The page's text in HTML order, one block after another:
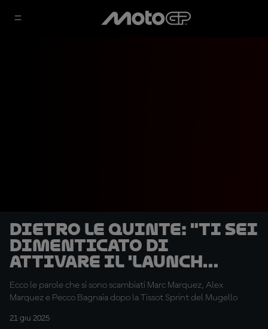
DIETRO LE QUINTE: "Ti sei
dimenticato di
attivare il 'launch
control'?"
Ecco le parole che si sono scambiati Marc Marquez, Alex
Marquez e Pecco Bagnaia dopo la Tissot Sprint del Mugello
21 giu 2025